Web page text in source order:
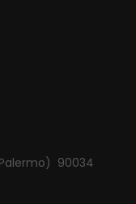
90034